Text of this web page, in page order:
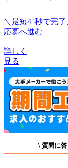
＼最短45秒で完了
応募へ進む
詳しく
見る
\ 質問に答